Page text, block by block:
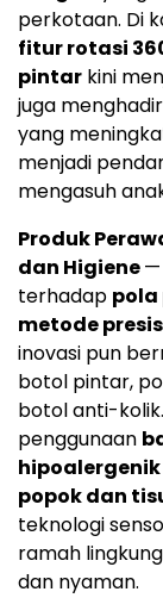
perkotaan. Di
fitur rotasi
pintar kini
juga
yang
menjadi
mengasuh
Produk
dan Higiene—
terhadap pola
metode
inovasi pun
botol pintar,
botol anti-
penggunaan
hipoalergenik
popok dan
teknologi
ramah
dan nyaman.